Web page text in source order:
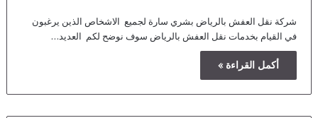
شركة نقل العفش بالرياض بشري سارة لجميع الاشخاص الذين يرغبون
في القيام بخدمات نقل العفش بالرياض سوف نوضح لكم العديد…
أكمل القراءة »